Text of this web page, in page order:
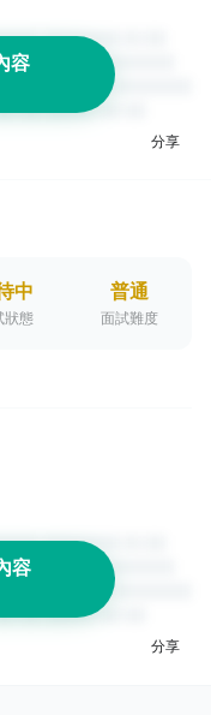
容
分享
中
狀態
普通
面試難度
容
分享